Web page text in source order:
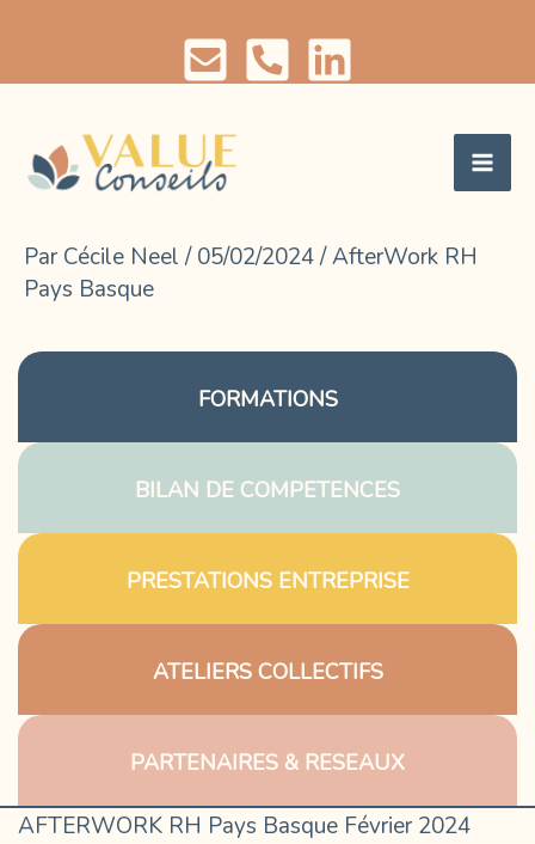
contenu
ParCécile Neel/05/02/2024/AfterWork RH
Pays Basque
FORMATIONS
BILAN DE COMPETENCES
PRESTATIONS ENTREPRISE
ATELIERS COLLECTIFS
PARTENAIRES & RESEAUX
AFTERWORK RH Pays Basque Février 2024